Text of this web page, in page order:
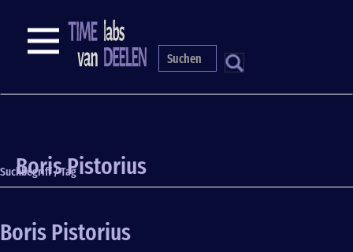
S
NAVIGATION
Boris Pistorius
Suchbegriff / Tag
Boris Pistorius